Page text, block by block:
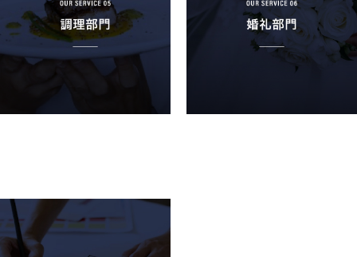
HOME トップページ
BUSINESS 仕事を知る
個人情報保護方針